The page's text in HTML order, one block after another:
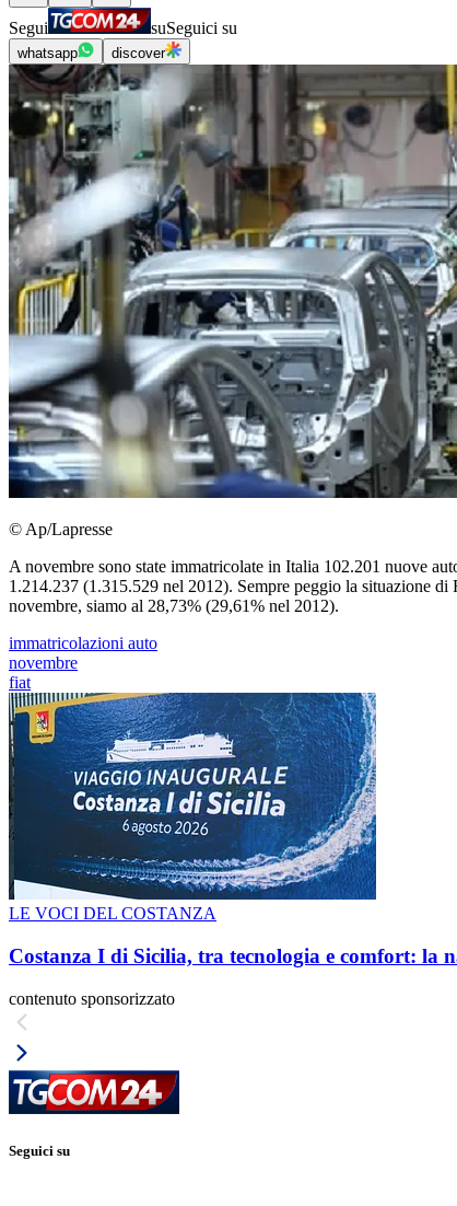
Segui suSeguici su
whatsapp discover
© Ap/Lapresse
A novembre sono state immatricolate in Italia 102.201 nuove
1.214.237 (1.315.529 nel 2012). Sempre peggio la situazione
novembre, siamo al 28,73% (29,61% nel 2012).
immatricolazioni auto
novembre
fiat
LE VOCI DEL COSTANZA
Costanza I di Sicilia, tra tecnologia e comfort: la
contenuto sponsorizzato
Seguici su